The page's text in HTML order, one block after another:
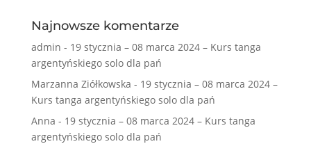
Najnowsze komentarze
admin - 19 stycznia – 08 marca 2024 – Kurs tanga
argentyńskiego solo dla pań
Marzanna Ziółkowska - 19 stycznia – 08 marca 2024 –
Kurs tanga argentyńskiego solo dla pań
Anna - 19 stycznia – 08 marca 2024 – Kurs tanga
argentyńskiego solo dla pań